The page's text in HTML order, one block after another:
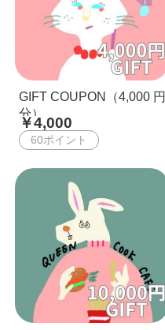
GIFT COUPON（4,000 円
分）
￥4,000
60ポイント